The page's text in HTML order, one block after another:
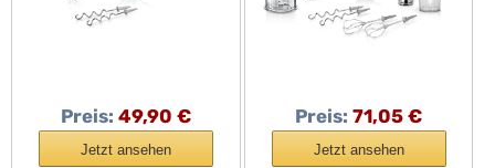
Preis: 49,90 €
Jetzt ansehen
Preis: 71,05 €
Jetzt ansehen